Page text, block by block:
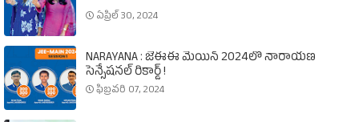
ఏప్రిల్ 30, 2024
NARAYANA : జేఈఈ మెయిన్‌ 2024లో నారాయణ
సెన్సేషనల్‌ రికార్డ్‌ !
ఫిబ్రవరి 07, 2024